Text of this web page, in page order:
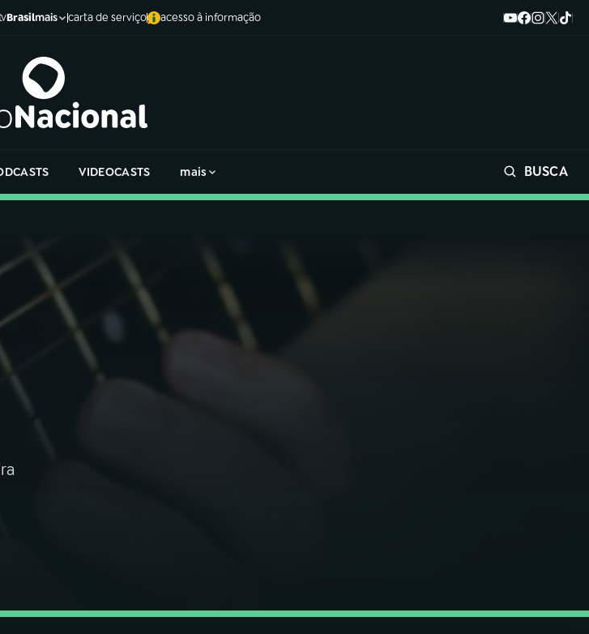
Brasilmais carta de serviço acesso à informação
VIDEOCASTS mais BUSCA